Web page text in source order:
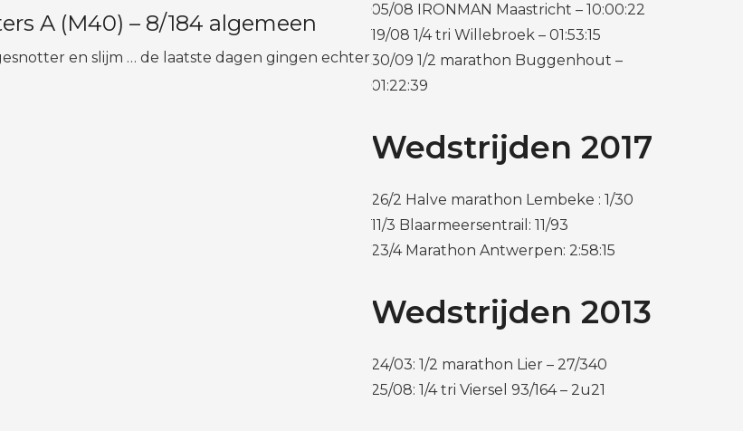
A (M40) – 8/184 algemeen
en slijm … de laatste dagen gingen echter
05/08 IRONMAN Maastricht – 10:00:22
19/08 1/4 tri Willebroek – 01:53:15
30/09 1/2 marathon Buggenhout –
01:22:39
Wedstrijden 2017
26/2 Halve marathon Lembeke : 1/30
11/3 Blaarmeersentrail: 11/93
23/4 Marathon Antwerpen: 2:58:15
Wedstrijden 2013
24/03: 1/2 marathon Lier – 27/340
25/08: 1/4 tri Viersel 93/164 – 2u21